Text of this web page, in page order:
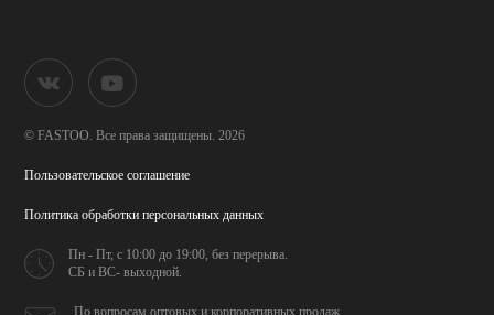
© FASTOO. Все права защищены. 2026
Пользовательское соглашение
Политика обработкиперсональных данных
Пн - Пт, с 10:00 до 19:00,без перерыва.
СБ и ВС- выходной.
По вопросам оптовых икорпоративных продаж